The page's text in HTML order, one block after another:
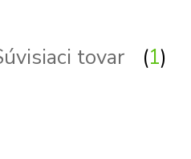
tovar 1